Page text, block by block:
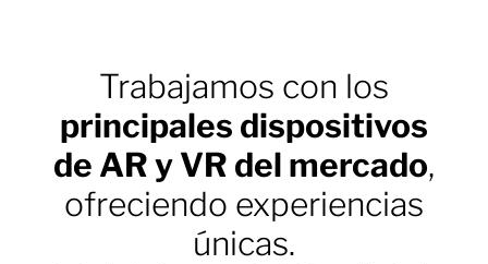
Trabajamos con los
principales dispositivos
de AR y VR del mercado,
ofreciendo experiencias
únicas.